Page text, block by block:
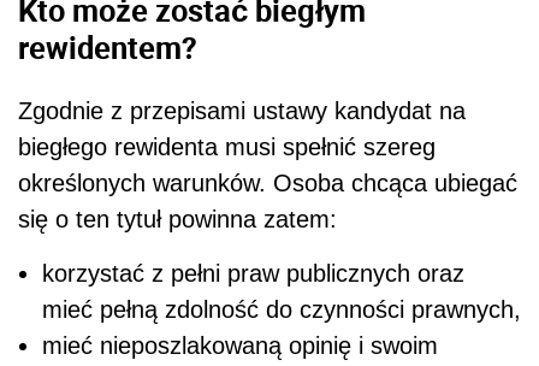
Kto może zostać biegłym
rewidentem?
Zgodnie z przepisami ustawy kandydat na
biegłego rewidenta musi spełnić szereg
określonych warunków. Osoba chcąca ubiegać
się o ten tytuł powinna zatem:
korzystać z pełni praw publicznych oraz
mieć pełną zdolność do czynności prawnych,
mieć nieposzlakowaną opinię i swoim